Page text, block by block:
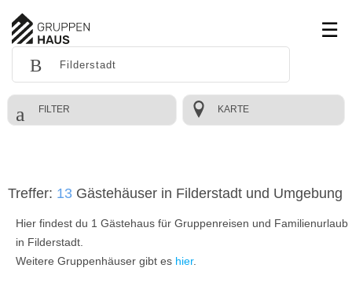
FILTER KARTE
Treffer: 13 Gästehäuser in Filderstadt und Umgebung
Hier findest du 1 Gästehaus für Gruppenreisen und Familienurlaub
in Filderstadt.
Weitere Gruppenhäuser gibt es hier.